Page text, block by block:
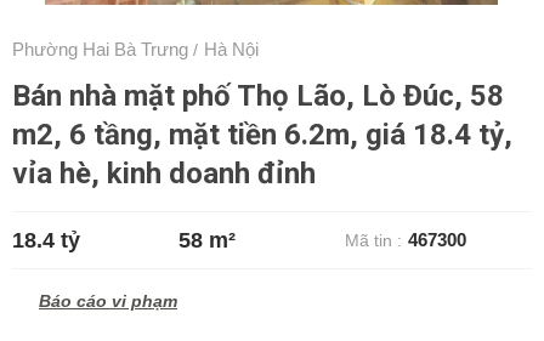
Phường Hai Bà Trưng / Hà Nội
Bán nhà mặt phố Thọ Lão, Lò Đúc, 58
m2, 6 tầng, mặt tiền 6.2m, giá 18.4 tỷ,
vỉa hè, kinh doanh đỉnh
18.4 tỷ 58 m² Mã tin : 467300
Báo cáo vi phạm